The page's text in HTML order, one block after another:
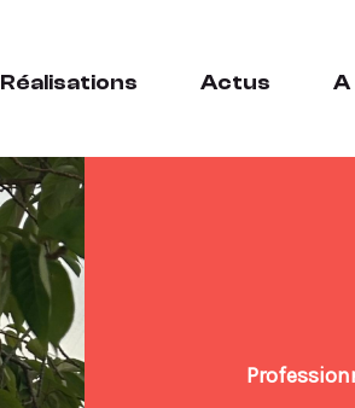
Réalisations Actus A